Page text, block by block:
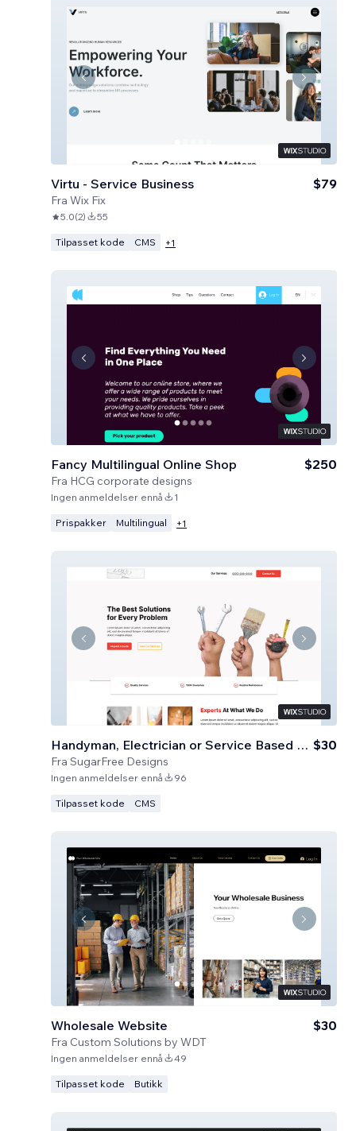
Virtu - Service Business
Fra Wix Fix
$79
5.0(2) 55
Tilpasset kode CMS +1
Fancy Multilingual Online Shop
Fra HCG corporate designs
$250
Ingen anmeldelser ennå 1
Prispakker Multilingual +1
Handyman, Electrician or Service Based Business
Fra SugarFree Designs
$30
Ingen anmeldelser ennå 96
Tilpasset kode CMS
Wholesale Website
Fra Custom Solutions by WDT
$30
Ingen anmeldelser ennå 49
Tilpasset kode Butikk